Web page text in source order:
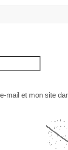
mail et mon site